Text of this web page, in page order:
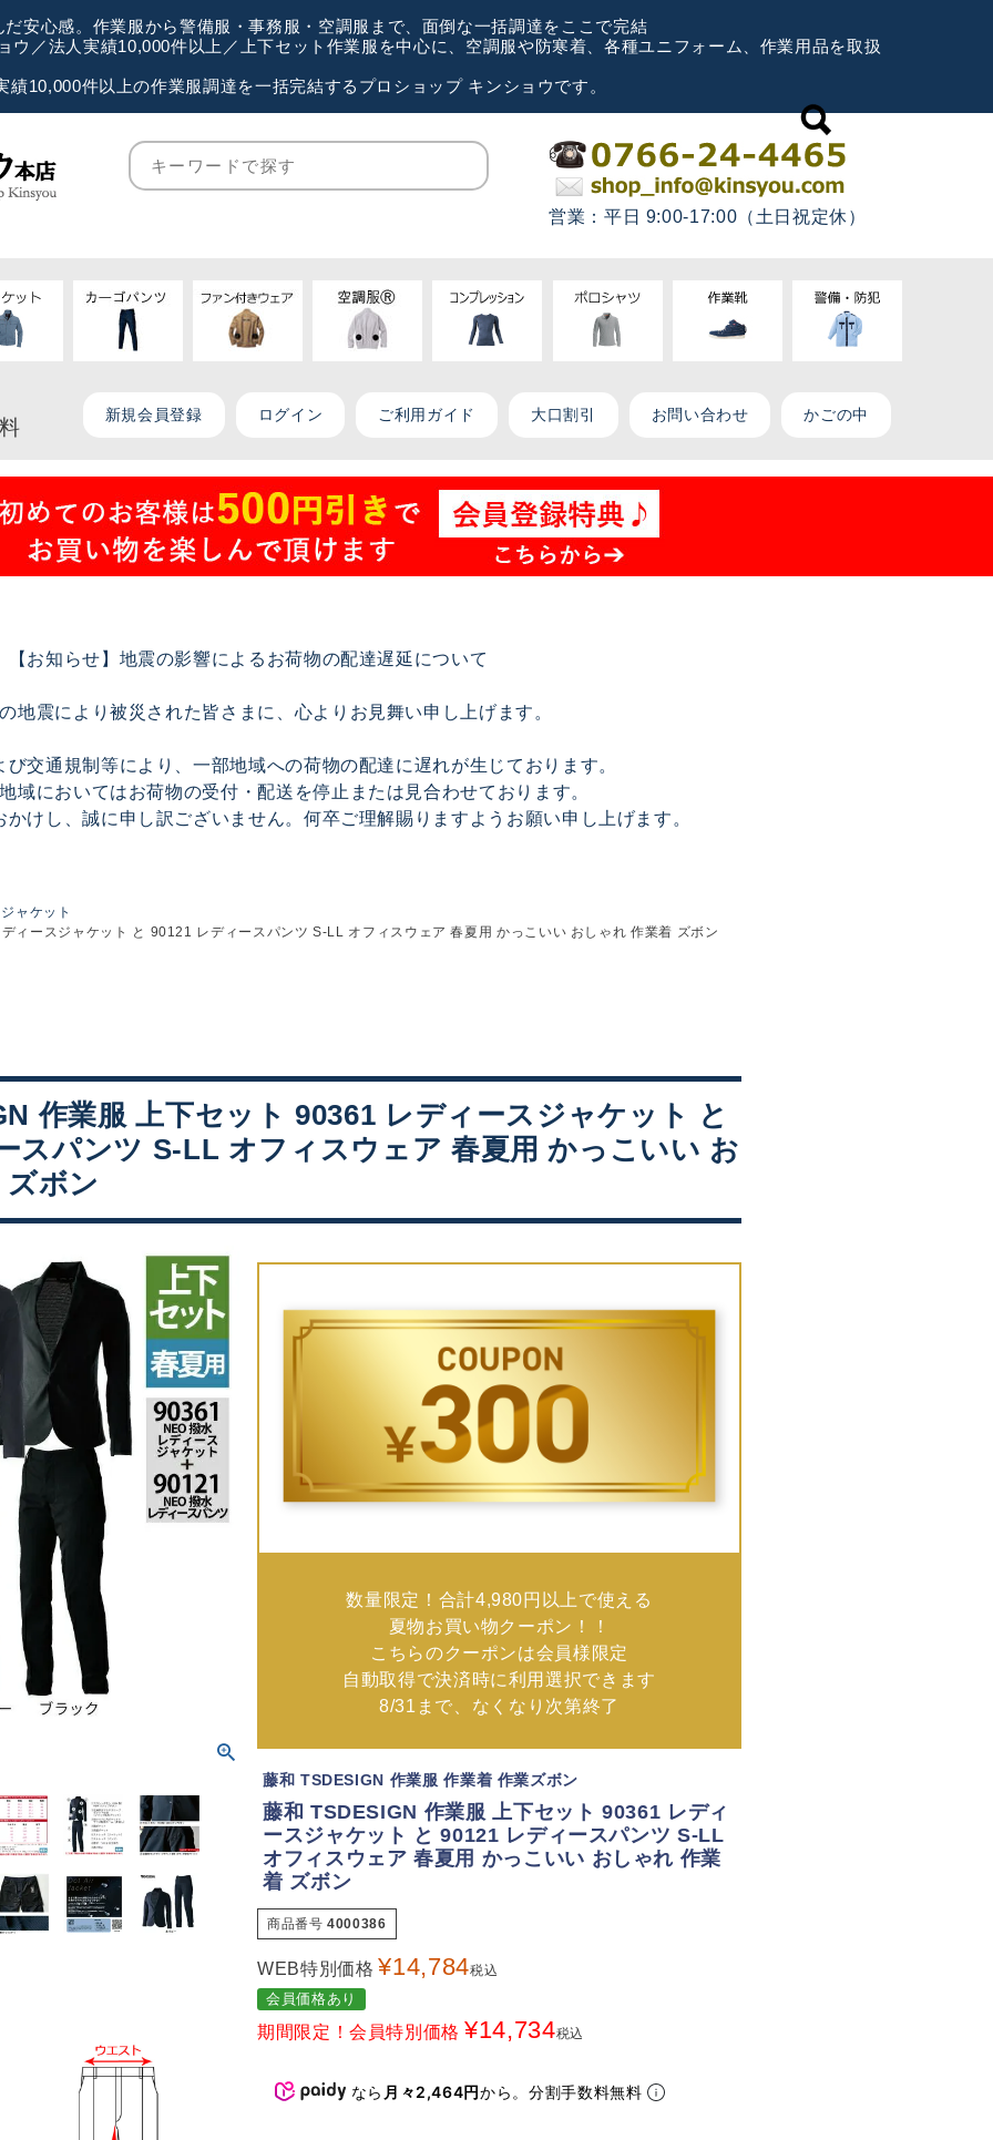
安心感。作業服から警備服・事務服・空調服まで、面倒な一括調達をここで完結
ウ／法人実績10,000件以上／上下セット作業服を中心に、空調服や防寒着、各種ユニフォーム、作業用品を取扱
績10,000件以上の作業服調達を一括完結するプロショップ キンショウです。
営業：平日 9:00-17:00（土日祝定休）
新規会員登録 ログイン ご利用ガイド 大口割引 お問い合わせ かごの中
【お知らせ】地震の影響によるお荷物の配達遅延について
地震により被災された皆さまに、心よりお見舞い申し上げます。
び交通規制等により、一部地域への荷物の配達に遅れが生じております。
域においてはお荷物の受付・配送を停止または見合わせております。
けし、誠に申し訳ございません。何卒ご理解賜りますようお願い申し上げます。
ジャケット
ィースジャケット と 90121 レディースパンツ S-LL オフィスウェア 春夏用 かっこいい おしゃれ 作業着 ズボン
作業服 上下セット 90361 レディースジャケット と
スパンツ S-LL オフィスウェア 春夏用 かっこいい お
ズボン
数量限定！合計4,980円以上で使える
夏物お買い物クーポン！！
こちらのクーポンは会員様限定
自動取得で決済時に利用選択できます
8/31まで、なくなり次第終了
藤和 TSDESIGN 作業服 作業着 作業ズボン
藤和 TSDESIGN 作業服 上下セット 90361 レディ
ースジャケット と 90121 レディースパンツ S-LL
オフィスウェア 春夏用 かっこいい おしゃれ 作業
着 ズボン
商品番号 4000386
WEB特別価格 ¥14,784税込
会員価格あり
期間限定！会員特別価格 ¥14,734税込
なら 月々2,464円から。分割手数料無料